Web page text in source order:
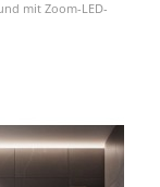
mit Zoom-LED-